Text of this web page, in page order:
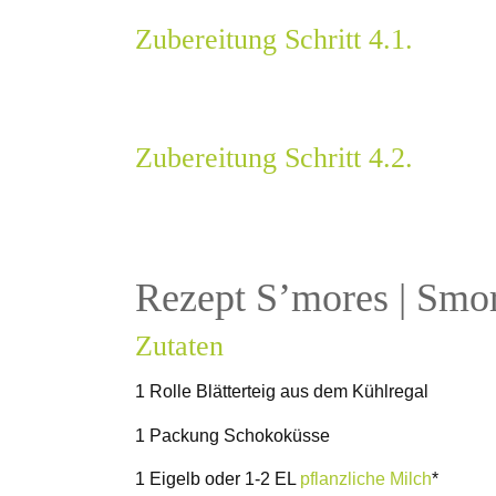
Zubereitung Schritt 4.1.
Zubereitung Schritt 4.2.
Rezept S’mores |
Zutaten
1 Rolle Blätterteig aus dem Kühlregal
1 Packung Schokoküsse
1 Eigelb oder 1-2 EL pflanzliche Milch*